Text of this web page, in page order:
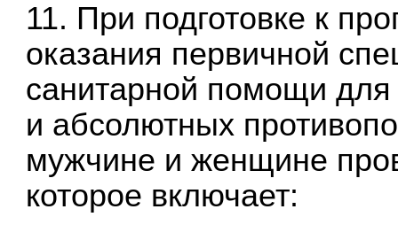
11. При подготовке к
оказания первичной
санитарной помощи
и абсолютных
мужчине и женщине
которое включает: